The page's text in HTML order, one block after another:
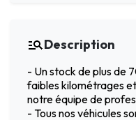
Description
- Un stock de plus de
faibles kilométrages
notre équipe de
- Tous nos véhicules